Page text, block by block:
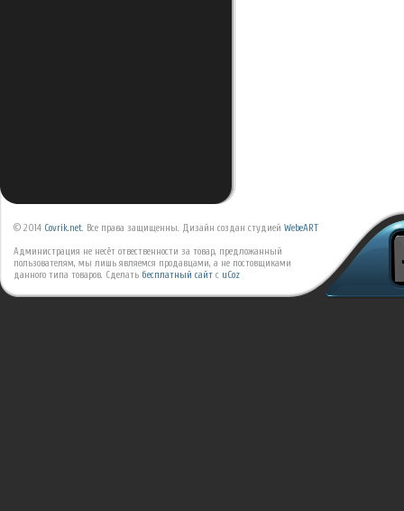
© 2014 Covrik.net. Все права защищенны. Дизайн создан студией WebeART
Администрация не несёт отвественности за товар, предложанный
пользователям, мы лишь являемся продавцами, а не постовщиками
данного типа товаров. Сделать бесплатный сайт с uCoz